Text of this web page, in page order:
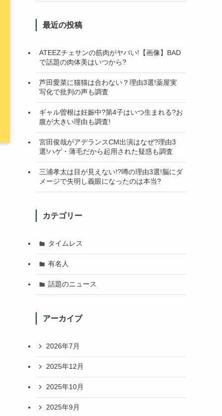
最近の投稿
ATEEZチェサンの筋肉がヤバい!【画像】BAD
で話題の肉体美はいつから?
芦田愛菜に猫猫は合わない？理由3選!薬屋実
写化で批判の声も調査
ギャル曽根は妊娠中?第4子はいつ生まれる?お
腹が大きい理由も調査!
宮田俊哉がアデランスCM出演はなぜ?理由3
選!ハゲ・薄毛だから起用された疑惑も調査
三浦孝太は目が見えない!?噂の理由3選!脳にダ
メージで失明し義眼になったのは本当?
カテゴリー
タイムレス
有名人
話題のニュース
アーカイブ
2026年7月
2025年12月
2025年10月
2025年9月